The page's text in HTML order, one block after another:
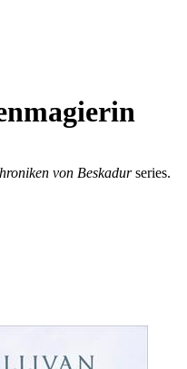
von Beskadurseries.